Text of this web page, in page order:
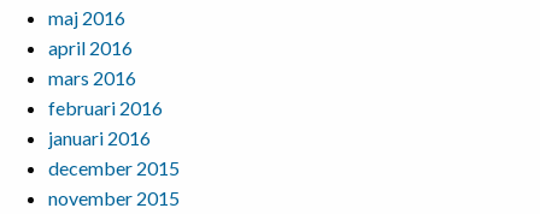
maj 2016
april 2016
mars 2016
februari 2016
januari 2016
december 2015
november 2015